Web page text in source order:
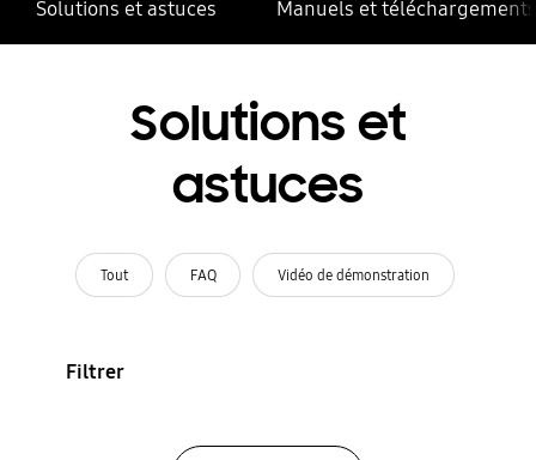
Solutions et astuces Manuels et téléchargements
Solutions et
astuces
Tout FAQ Vidéo de démonstration
Filtrer